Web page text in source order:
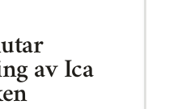
av Ica